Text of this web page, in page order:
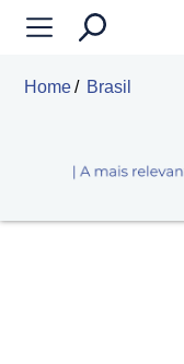
Home Brasil